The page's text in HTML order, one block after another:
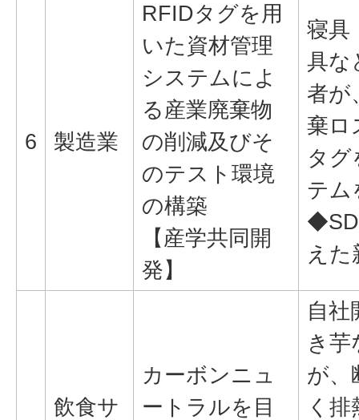
6 製造業
RFIDタグを用
いた資材管理
システムによ
る産業廃棄物
の削減及びそ
のテスト環境
の構築
【産学共同開
発】
寝具
具な
者が
棄ロ
タグ
テム
え
飲食サ
カーボンニュ
ートラルを目
自社
き芋
が、
く